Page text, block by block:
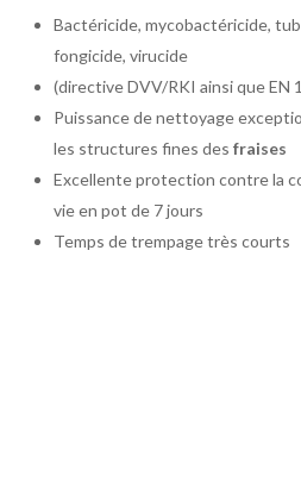
Bactéricide, mycobactéricide,
fongicide, virucide
(directive DVV/RKI ainsi que EN
Puissance de nettoyage
les structures fines des fraises
Excellente protection contre la
vie en pot de 7 jours
Temps de trempage très courts